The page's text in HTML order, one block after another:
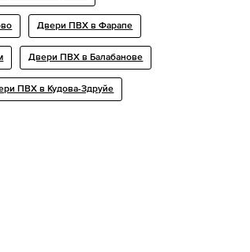
Двери ПВХ в Фарапе
Двери ПВХ в Балабанове
ПВХ в Кудова-Здрyйе